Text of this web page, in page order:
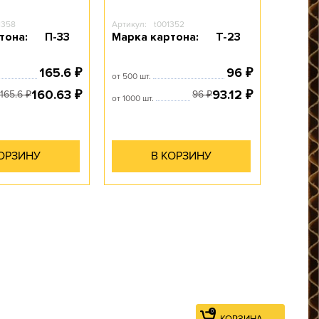
П-33
165.6 ₽
165.6₽160.63 ₽
Артикул: t001352
Марка картона: Т-23
от 500 шт. 96 ₽
от 1000 шт. 96₽93.12 ₽
В КОРЗИНУ